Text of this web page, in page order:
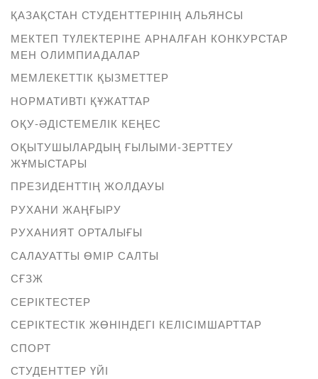
ҚАЗАҚСТАН СТУДЕНТТЕРІНІҢ АЛЬЯНСЫ
МЕКТЕП ТҮЛЕКТЕРІНЕ АРНАЛҒАН КОНКУРСТАР
МЕН ОЛИМПИАДАЛАР
МЕМЛЕКЕТТІК ҚЫЗМЕТТЕР
НОРМАТИВТІ ҚҰЖАТТАР
ОҚУ-ӘДІСТЕМЕЛІК КЕҢЕС
ОҚЫТУШЫЛАРДЫҢ ҒЫЛЫМИ-ЗЕРТТЕУ
ЖҰМЫСТАРЫ
ПРЕЗИДЕНТТІҢ ЖОЛДАУЫ
РУХАНИ ЖАҢҒЫРУ
РУХАНИЯТ ОРТАЛЫҒЫ
САЛАУАТТЫ ӨМІР САЛТЫ
СҒЗЖ
СЕРІКТЕСТЕР
СЕРІКТЕСТІК ЖӨНІНДЕГІ КЕЛІСІМШАРТТАР
СПОРТ
СТУДЕНТТЕР ҮЙІ